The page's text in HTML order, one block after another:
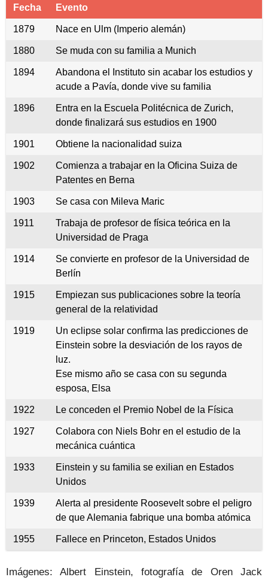
Fecha Evento
1879 Nace en Ulm (Imperio alemán)
1880 Se muda con su familia a Munich
1894
Abandona el Instituto sin acabar los estudios y
acude a Pavía, donde vive su familia
1896
Entra en la Escuela Politécnica de Zurich,
donde finalizará sus estudios en 1900
1901 Obtiene la nacionalidad suiza
1902
Comienza a trabajar en la Oficina Suiza de
Patentes en Berna
1903 Se casa con Mileva Maric
1911
Trabaja de profesor de física teórica en la
Universidad de Praga
1914
Se convierte en profesor de la Universidad de
Berlín
1915
Empiezan sus publicaciones sobre la teoría
general de la relatividad
1919
Un eclipse solar confirma las predicciones de
Einstein sobre la desviación de los rayos de
luz.
Ese mismo año se casa con su segunda
esposa, Elsa
1922 Le conceden el Premio Nobel de la Física
1927
Colabora con Niels Bohr en el estudio de la
mecánica cuántica
1933
Einstein y su familia se exilian en Estados
Unidos
1939
Alerta al presidente Roosevelt sobre el peligro
de que Alemania fabrique una bomba atómica
1955 Fallece en Princeton, Estados Unidos
Imágenes: Albert Einstein, fotografía de Oren Jack